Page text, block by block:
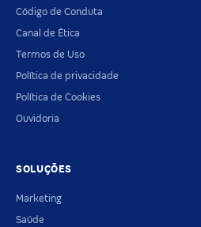
Código de Conduta
Canal de Ética
Termos de Uso
Política de privacidade
Política de Cookies
Ouvidoria
SOLUÇÕES
Marketing
Saúde